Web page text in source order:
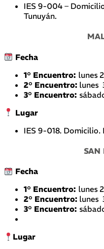
IES 9-004 –
Tunuyán.
Fecha
1° Encuentro: lunes
2° Encuentro: lunes
3° Encuentro:
Lugar
IES 9-018.
SAN
Fecha
1° Encuentro: lunes
2° Encuentro: lunes
3° Encuentro:
Lugar